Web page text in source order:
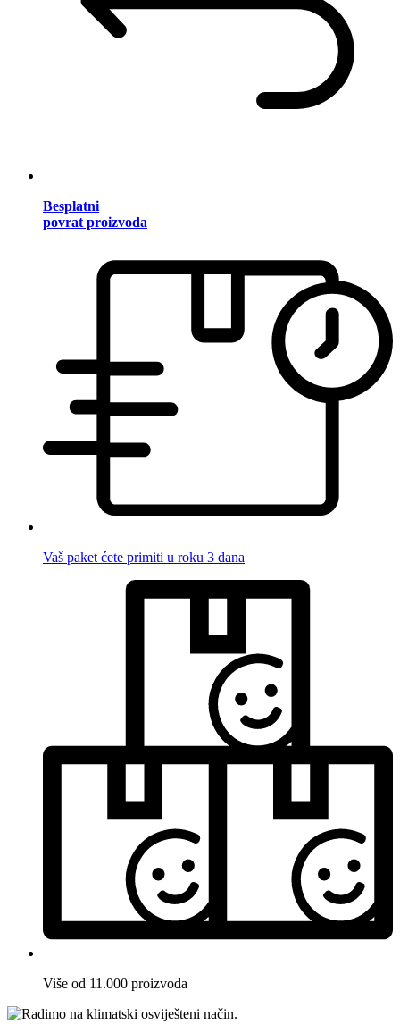
Besplatni
povrat proizvoda
Vaš paket ćete primiti u roku 3 dana
Više od 11.000 proizvoda